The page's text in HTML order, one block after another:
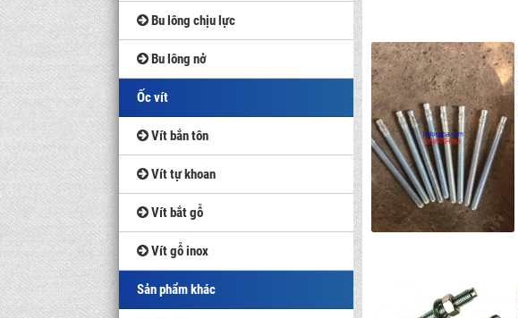
Bu lông chịu lực
Bu lông nở
Ốc vít
Vít bắn tôn
Vít tự khoan
Vít bắt gỗ
Vít gỗ inox
Sản phẩm khác